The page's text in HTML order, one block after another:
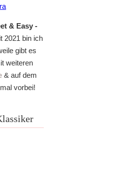
& Easy -
2021 bin ich
gibt es
weiteren
& auf dem
vorbei!